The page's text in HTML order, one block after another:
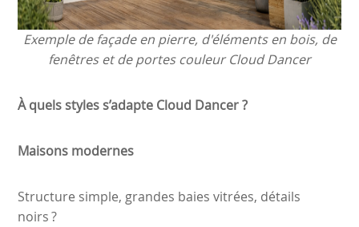
Exemple de façade en pierre, d'éléments en bois, de
fenêtres et de portes couleur Cloud Dancer
À quels styles s’adapte Cloud Dancer ?
Maisons modernes
Structure simple, grandes baies vitrées, détails
noirs ?